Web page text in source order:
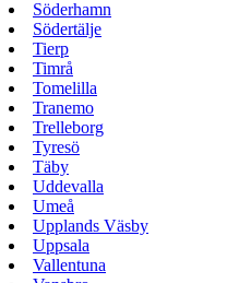
Söderhamn
Södertälje
Tierp
Timrå
Tomelilla
Tranemo
Trelleborg
Tyresö
Täby
Uddevalla
Umeå
Upplands Väsby
Uppsala
Vallentuna